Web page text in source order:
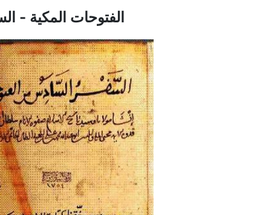
الفتوحات المكية -